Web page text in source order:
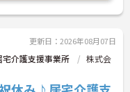
更新日：2026年08月07日
介護支援事業所
株式会